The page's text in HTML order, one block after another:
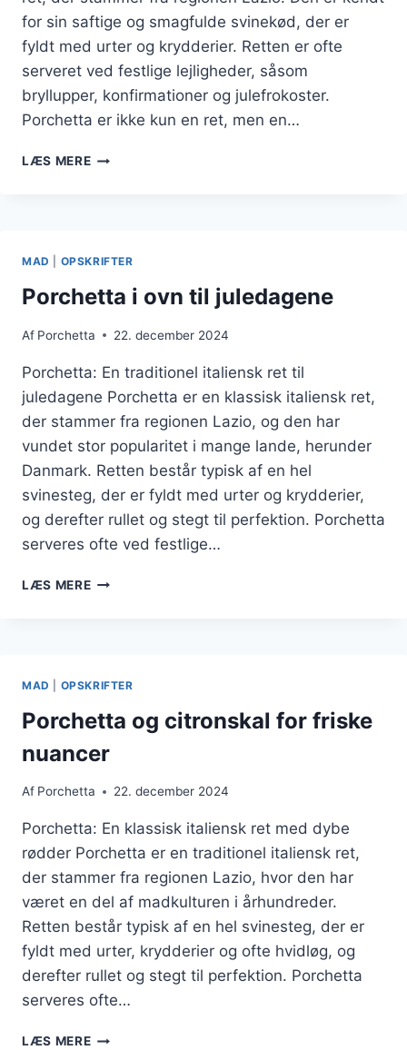
for sin saftige og smagfulde svinekød, der er
fyldt med urter og krydderier. Retten er ofte
serveret ved festlige lejligheder, såsom
bryllupper, konfirmationer og julefrokoster.
Porchetta er ikke kun en ret, men en…
LÆS MEREPORCHETTA
MAD OPSKRIFTER
Porchetta i ovn til juledagene
Af Porchetta 22. december 2024
Porchetta: En traditionel italiensk ret til
juledagene Porchetta er en klassisk italiensk ret,
der stammer fra regionen Lazio, og den har
vundet stor popularitet i mange lande, herunder
Danmark. Retten består typisk af en hel
svinesteg, der er fyldt med urter og krydderier,
og derefter rullet og stegt til perfektion. Porchetta
serveres ofte ved festlige…
LÆS MEREPORCHETTA
MAD OPSKRIFTER
Porchetta og citronskal for friske
nuancer
Af Porchetta 22. december 2024
Porchetta: En klassisk italiensk ret med dybe
rødder Porchetta er en traditionel italiensk ret,
der stammer fra regionen Lazio, hvor den har
været en del af madkulturen i århundreder.
Retten består typisk af en hel svinesteg, der er
fyldt med urter, krydderier og ofte hvidløg, og
derefter rullet og stegt til perfektion. Porchetta
serveres ofte…
LÆS MEREPORCHETTA